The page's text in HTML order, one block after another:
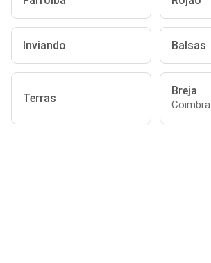
Inviando Balsas
Terras
Breja
Coimbra